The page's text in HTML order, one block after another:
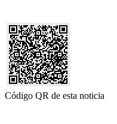
Código QR de esta noticia